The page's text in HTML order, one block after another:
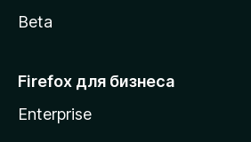
Beta
Firefox для бизнеса
Enterprise